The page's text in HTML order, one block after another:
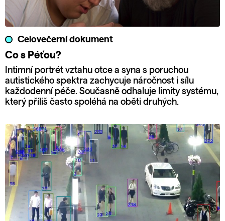
Celovečerní dokument
Co s Péťou?
Intimní portrét vztahu otce a syna s poruchou
autistického spektra zachycuje náročnost i sílu
každodenní péče. Současně odhaluje limity systému,
který příliš často spoléhá na oběti druhých.